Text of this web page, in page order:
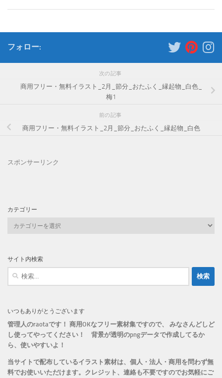
フォロー:
次の記事
商用フリー・無料イラスト_2月_節分_おたふく_縁起物_白色_
梅1
前の記事
商用フリー・無料イラスト_2月_節分_おたふく_縁起物_白色
スポンサーリンク
カテゴリー
ー
サイト内検索
いつもありがとうございます
管理人のraotaです！ 商用OKなフリー素材集ですので、 みなさんどしど
し使ってやってください！ 背景が透明のpngデータで作成してるか
ら、 使いやすいよ！
当サイトで配布しているイラスト素材は、個人・法人・商用を問わず無
料でお使いいただけます。 クレジット、連絡も不要ですのでお気軽にご